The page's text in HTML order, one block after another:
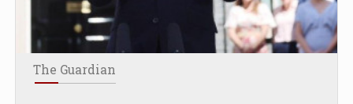
The Guardian